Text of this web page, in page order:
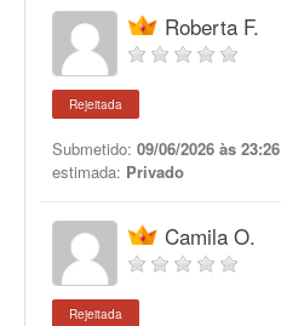
Roberta F.
Rejeitada
Submetido: 09/06/2026 às 23:26
estimada: Privado
Camila O.
Rejeitada